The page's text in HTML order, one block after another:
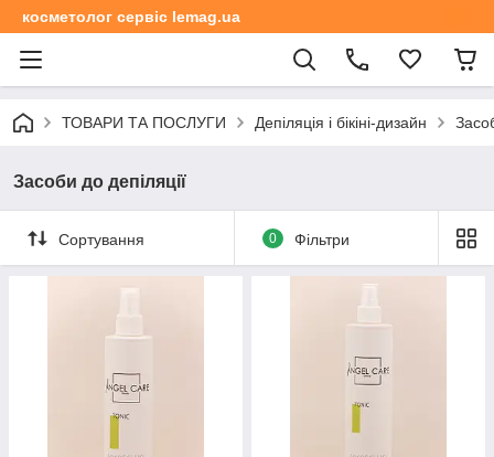
косметолог сервіс lemag.ua
ТОВАРИ ТА ПОСЛУГИ Депіляція і бікіні-дизайн
Засоби до депіляції
Сортування 0 Фільтри